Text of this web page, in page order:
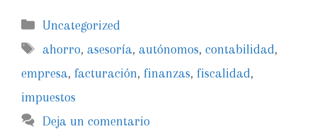
Uncategorized
ahorro,asesoría,autónomos,contabilidad,
empresa, facturación, finanzas, fiscalidad,
impuestos
Deja un comentario